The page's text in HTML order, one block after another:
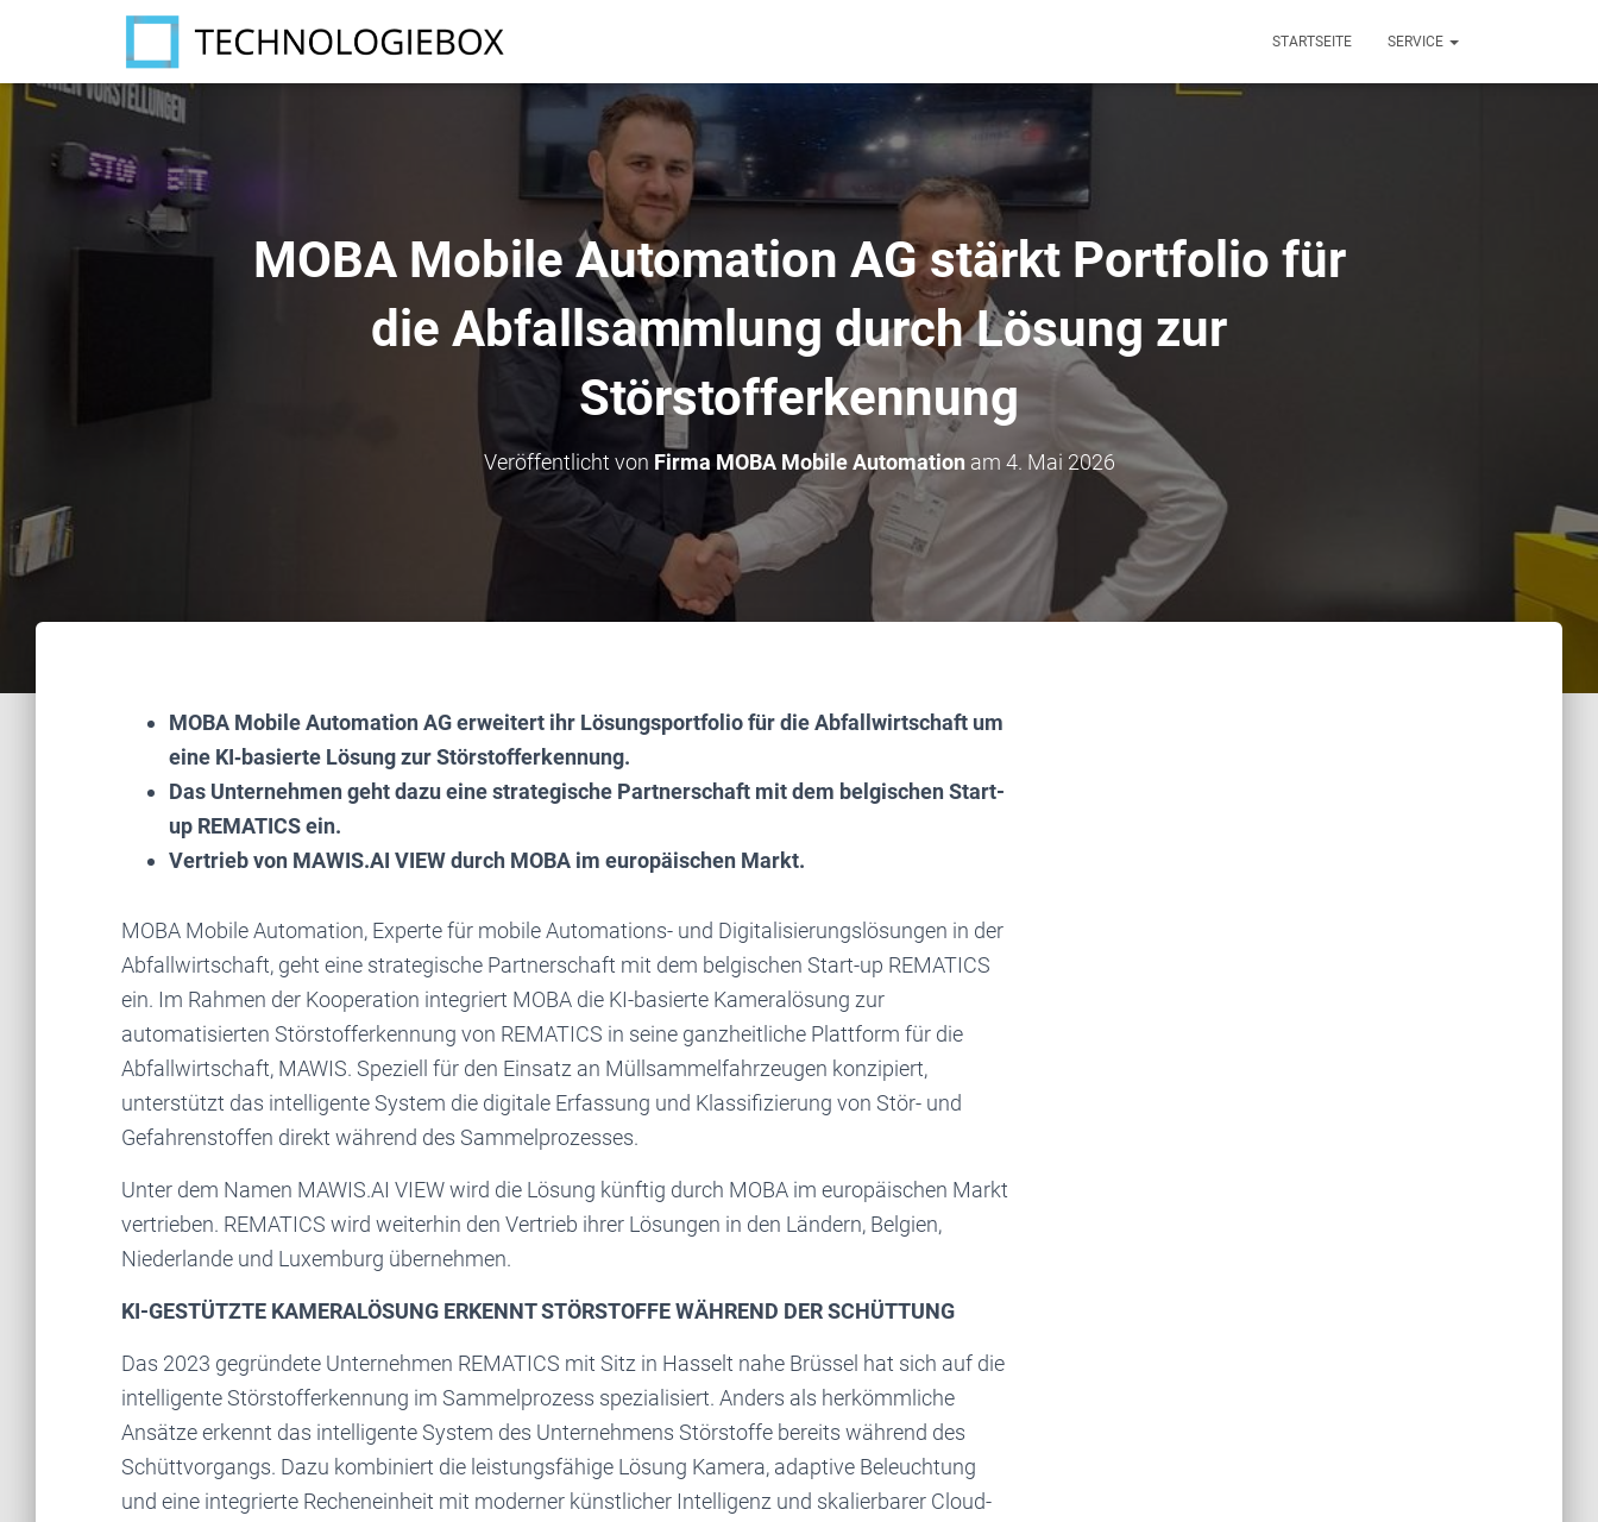
STARTSEITE SERVICE
MOBA Mobile Automation AG stärkt Portfolio für
die Abfallsammlung durch Lösung zur
Störstofferkennung
Veröffentlicht von Firma MOBA Mobile Automation am 4. Mai 2026
MOBA Mobile Automation AG erweitert ihr Lösungsportfolio für die Abfallwirtschaft um
eine KI‑basierte Lösung zur Störstofferkennung.
Das Unternehmen geht dazu eine strategische Partnerschaft mit dem belgischen Start-
up REMATICS ein.
Vertrieb von MAWIS.AI VIEW durch MOBA im europäischen Markt.
MOBA Mobile Automation, Experte für mobile Automations- und Digitalisierungslösungen in der
Abfallwirtschaft, geht eine strategische Partnerschaft mit dem belgischen Start-up REMATICS
ein. Im Rahmen der Kooperation integriert MOBA die KI-basierte Kameralösung zur
automatisierten Störstofferkennung von REMATICS in seine ganzheitliche Plattform für die
Abfallwirtschaft, MAWIS. Speziell für den Einsatz an Müllsammelfahrzeugen konzipiert,
unterstützt das intelligente System die digitale Erfassung und Klassifizierung von Stör- und
Gefahrenstoffen direkt während des Sammelprozesses.
Unter dem Namen MAWIS.AI VIEW wird die Lösung künftig durch MOBA im europäischen Markt
vertrieben. REMATICS wird weiterhin den Vertrieb ihrer Lösungen in den Ländern, Belgien,
Niederlande und Luxemburg übernehmen.
KI-GESTÜTZTE KAMERALÖSUNG ERKENNT STÖRSTOFFE WÄHREND DER SCHÜTTUNG
Das 2023 gegründete Unternehmen REMATICS mit Sitz in Hasselt nahe Brüssel hat sich auf die
intelligente Störstofferkennung im Sammelprozess spezialisiert. Anders als herkömmliche
Ansätze erkennt das intelligente System des Unternehmens Störstoffe bereits während des
Schüttvorgangs. Dazu kombiniert die leistungsfähige Lösung Kamera, adaptive Beleuchtung
und eine integrierte Recheneinheit mit moderner künstlicher Intelligenz und skalierbarer Cloud-